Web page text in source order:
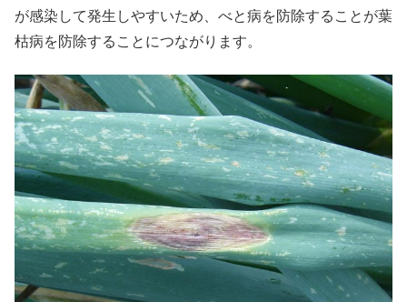
が感染して発生しやすいため、べと病を防除することが葉
枯病を防除することにつながります。